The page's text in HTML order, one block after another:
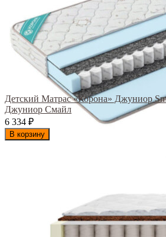
Детский Матрас «Корона» Джуниор
Джуниор Смайл
6 334 ₽
В корзину